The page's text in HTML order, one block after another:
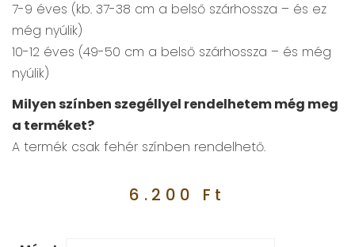
7-9 éves (kb. 37-38 cm a belső szárhossza – és ez
még nyúlik)
10-12 éves (49-50 cm a belső szárhossza – és még
nyúlik)
Milyen színben szegéllyel rendelhetem még meg
a terméket?
A termék csak fehér színben rendelhető.
6.200 Ft